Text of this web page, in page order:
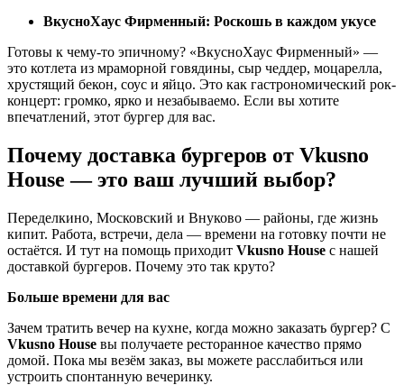
ВкусноХаус Фирменный: Роскошь в каждом укусе
Готовы к чему-то эпичному? «ВкусноХаус Фирменный» —
это котлета из мраморной говядины, сыр чеддер, моцарелла,
хрустящий бекон, соус и яйцо. Это как гастрономический рок-
концерт: громко, ярко и незабываемо. Если вы хотите
впечатлений, этот бургер для вас.
Почему доставка бургеров от Vkusno
House — это ваш лучший выбор?
Переделкино, Московский и Внуково — районы, где жизнь
кипит. Работа, встречи, дела — времени на готовку почти не
остаётся. И тут на помощь приходит Vkusno House с нашей
доставкой бургеров. Почему это так круто?
Больше времени для вас
Зачем тратить вечер на кухне, когда можно заказать бургер? С
Vkusno House вы получаете ресторанное качество прямо
домой. Пока мы везём заказ, вы можете расслабиться или
устроить спонтанную вечеринку.